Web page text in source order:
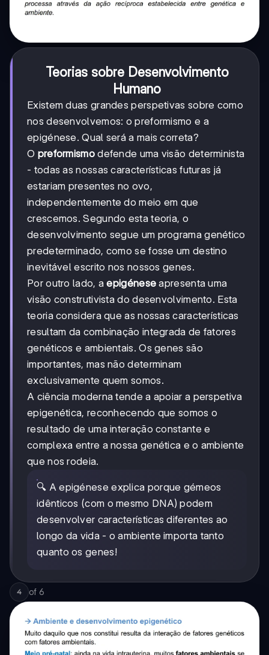
Teorias sobre Desenvolvimento
Humano
Existem duas grandes perspetivas sobre como
nos desenvolvemos: o preformismo e a
epigénese. Qual será a mais correta?
O preformismodefende uma visão determinista
- todas as nossas características futuras já
estariam presentes no ovo,
independentemente do meio em que
crescemos. Segundo esta teoria, o
desenvolvimento segue um programa genético
predeterminado, como se fosse um destino
inevitável escrito nos nossos genes.
Por outro lado, aepigénese apresenta uma
visão construtivista do desenvolvimento. Esta
teoria considera que as nossas características
resultam da combinação integrada de fatores
genéticos e ambientais. Os genes são
importantes, mas não determinam
exclusivamente quem somos.
A ciência moderna tende a apoiar a perspetiva
epigenética, reconhecendo que somos o
resultado de uma interação constante e
complexa entre a nossa genética e o ambiente
que nos rodeia.
🔍 A epigénese explica porque gémeos
idênticos (com o mesmo DNA) podem
desenvolver características diferentes ao
longo da vida - o ambiente importa tanto
quanto os genes!
4 of 6